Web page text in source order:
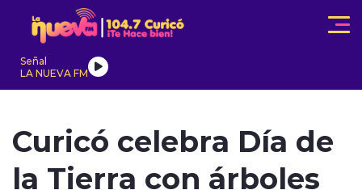
Click acá para ir directamente al contenido
Señal
LA NUEVA FM
ACTUALIDAD
Curicó celebra Día de
la Tierra con árboles